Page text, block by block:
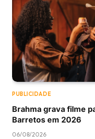
PUBLICIDADE
Brahma grava filme
Barretos em 2026
06/08/2026